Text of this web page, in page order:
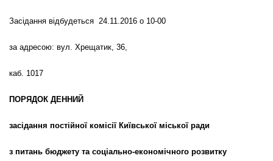
Засідання відбудеться 24.11.2016 о 10-00
за адресою: вул. Хрещатик, 36,
каб. 1017
ПОРЯДОК ДЕННИЙ
засідання постійної комісії Київської міської ради
з питань бюджету та соціально-економічного розвитку